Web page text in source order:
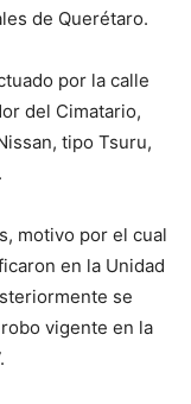
de Querétaro.
por la calle
del Cimatario,
tipo Tsuru,
motivo por el cual
en la Unidad
se
vigente en la